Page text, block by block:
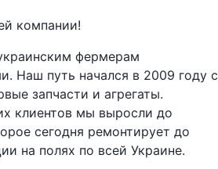
компании!
фермерам
Наш путь начался в 2009 году с
запчасти и агрегаты.
клиентов мы выросли до
сегодня ремонтирует до
на полях по всей Украине.